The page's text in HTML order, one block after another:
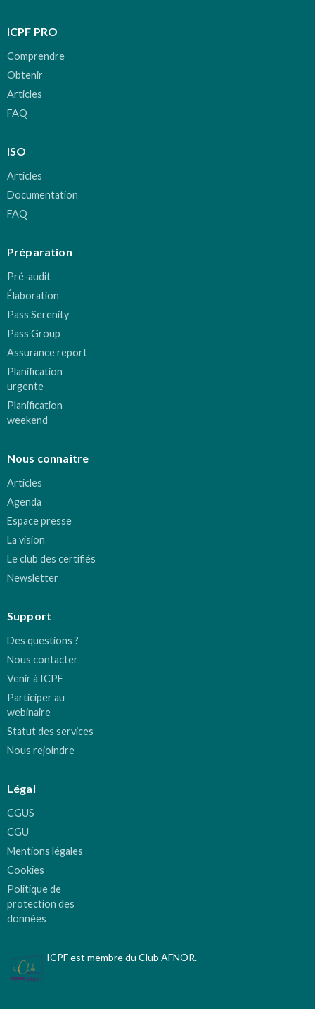
ICPF PRO
Comprendre
Obtenir
Articles
FAQ
ISO
Articles
Documentation
FAQ
Préparation
Pré-audit
Élaboration
Pass Serenity
Pass Group
Assurance report
Planification
urgente
Planification
weekend
Nous connaître
Articles
Agenda
Espace presse
La vision
Le club des certifiés
Newsletter
Support
Des questions ?
Nous contacter
Venir à ICPF
Participer au
webinaire
Statut des services
Nous rejoindre
Légal
CGUS
CGU
Mentions légales
Cookies
Politique de
protection des
données
ICPF est membre du Club AFNOR.